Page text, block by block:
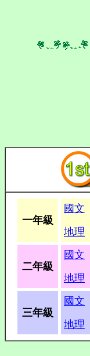
一年級
國文
地理
二年級
國文
地理
三年級
國文
地理